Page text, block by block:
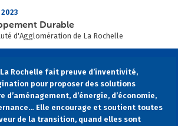
2023
Durable
d'Agglomération de La Rochelle
Rochelle fait preuve d’inventivité,
pour proposer des solutions
d’aménagement, d’énergie, d’économie,
Elle encourage et soutient toutes
de la transition, quand elles sont